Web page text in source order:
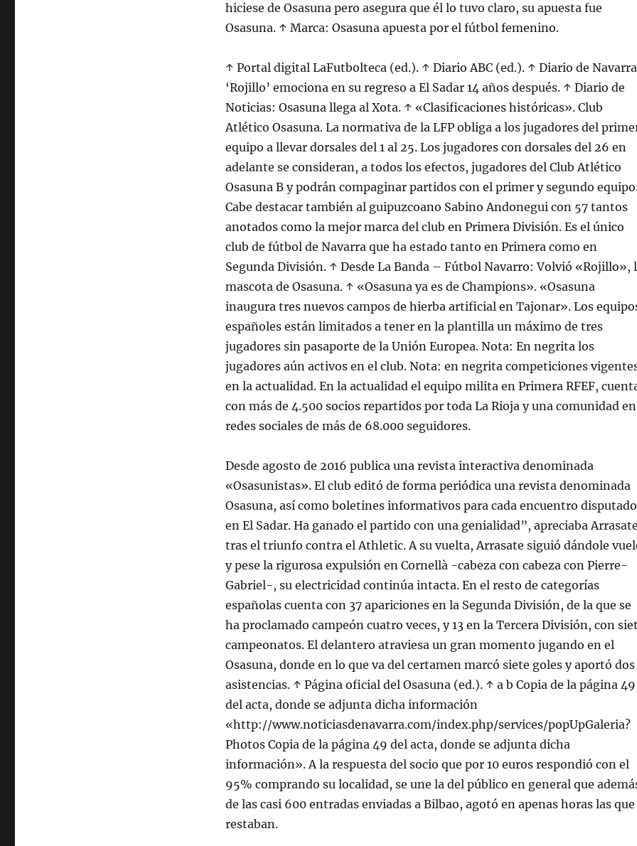
hiciese de Osasuna pero asegura que él lo tuvo claro, su apuesta fue
Osasuna. ↑ Marca: Osasuna apuesta por el fútbol femenino.
↑ Portal digital LaFutbolteca (ed.). ↑ Diario ABC (ed.). ↑ Diario de
‘Rojillo’ emociona en su regreso a El Sadar 14 años después. ↑ Diario de
Noticias: Osasuna llega al Xota. ↑ «Clasificaciones históricas». Club
Atlético Osasuna. La normativa de la LFP obliga a los jugadores del
equipo a llevar dorsales del 1 al 25. Los jugadores con dorsales del 26 en
adelante se consideran, a todos los efectos, jugadores del Club Atlético
Osasuna B y podrán compaginar partidos con el primer y segundo
Cabe destacar también al guipuzcoano Sabino Andonegui con 57 tantos
anotados como la mejor marca del club en Primera División. Es el único
club de fútbol de Navarra que ha estado tanto en Primera como en
Segunda División. ↑ Desde La Banda – Fútbol Navarro: Volvió «Rojillo»,
mascota de Osasuna. ↑ «Osasuna ya es de Champions». «Osasuna
inaugura tres nuevos campos de hierba artificial en Tajonar». Los
españoles están limitados a tener en la plantilla un máximo de tres
jugadores sin pasaporte de la Unión Europea. Nota: En negrita los
jugadores aún activos en el club. Nota: en negrita competiciones
en la actualidad. En la actualidad el equipo milita en Primera RFEF,
con más de 4.500 socios repartidos por toda La Rioja y una comunidad en
redes sociales de más de 68.000 seguidores.
Desde agosto de 2016 publica una revista interactiva denominada
«Osasunistas». El club editó de forma periódica una revista denominada
Osasuna, así como boletines informativos para cada encuentro disputado
en El Sadar. Ha ganado el partido con una genialidad”, apreciaba Arrasate
tras el triunfo contra el Athletic. A su vuelta, Arrasate siguió dándole
y pese la rigurosa expulsión en Cornellà -cabeza con cabeza con Pierre-
Gabriel-, su electricidad continúa intacta. En el resto de categorías
españolas cuenta con 37 apariciones en la Segunda División, de la que se
ha proclamado campeón cuatro veces, y 13 en la Tercera División, con
campeonatos. El delantero atraviesa un gran momento jugando en el
Osasuna, donde en lo que va del certamen marcó siete goles y aportó dos
asistencias. ↑ Página oficial del Osasuna (ed.). ↑ a b Copia de la página 49
del acta, donde se adjunta dicha información
«http://www.noticiasdenavarra.com/index.php/services/popUpGaleria?
Photos Copia de la página 49 del acta, donde se adjunta dicha
información». A la respuesta del socio que por 10 euros respondió con el
95% comprando su localidad, se une la del público en general que
de las casi 600 entradas enviadas a Bilbao, agotó en apenas horas las que
restaban.